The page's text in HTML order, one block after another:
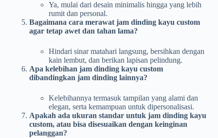
Ya, mulai dari desain minimalis hingga yang lebih
rumit dan personal.
Bagaimana cara merawat jam dinding kayu custom
agar tetap awet dan tahan lama?
Hindari sinar matahari langsung, bersihkan dengan
kain lembut, dan berikan lapisan pelindung.
Apa kelebihan jam dinding kayu custom
dibandingkan jam dinding lainnya?
Kelebihannya termasuk tampilan yang alami dan
elegan, serta kemampuan untuk dipersonalisasi.
Apakah ada ukuran standar untuk jam dinding kayu
custom, atau bisa disesuaikan dengan keinginan
pelanggan?